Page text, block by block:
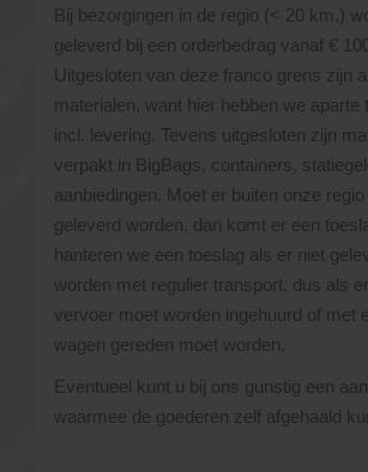
Bij bezorgingen in de regio (< 20 km.)
geleverd bij een orderbedrag vanaf €
Uitgesloten van deze franco grens zijn
materialen, want hier hebben we aparte
incl. levering. Tevens uitgesloten zijn
verpakt in BigBags, containers,
aanbiedingen. Moet er buiten onze regio
geleverd worden, dan komt er een
hanteren we een toeslag als er niet
worden met regulier transport, dus als
vervoer moet worden ingehuurd of met
wagen gereden moet worden.
Eventueel kunt u bij ons gunstig een
waarmee de goederen zelf afgehaald